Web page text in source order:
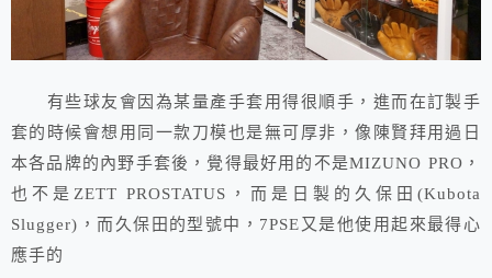
有些球友會因為某量產手套用得很順手，進而在訂製手
套的時候會想用同一款刀模也是無可厚非，像陳賢拜用過日
本各品牌的內野手套後，覺得最好用的不是MIZUNO PRO，
也不是ZETT PROSTATUS，而是日製的久保田(Kubota
Slugger)，而久保田的型號中，7PSE又是他使用起來最得心
應手的